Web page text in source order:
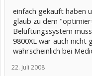
einfach gekauft haben
glaub zu dem
Belüftungssystem
9800XL war auch nicht
wahrscheinlich bei
22. Juli 2008